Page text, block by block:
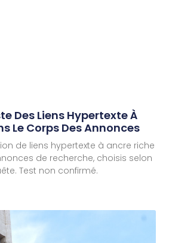
Des Liens Hypertexte À
Le Corps Des Annonces
de liens hypertexte à ancre riche
de recherche, choisis selon
Test non confirmé.